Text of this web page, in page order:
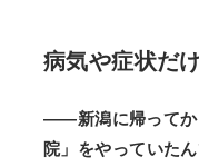
病気や症状だ
——新潟に帰ってか
院」をやっていた